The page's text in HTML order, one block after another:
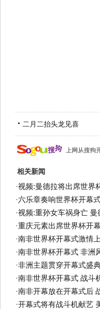
二月二抬头龙见喜
上网从搜狗
相关新闻
·视频:曼德拉将出席世界
·六乐章奏响世界杯开幕
·视频:重孙女车祸身亡
·重庆元素出席世界杯开
·南非世界杯开幕式激情
·南非世界杯开幕式 非洲
·非洲主题贯穿开幕式盛
·南非世界杯开幕式 战斗
·南非开幕放在开幕式后
·开幕式将有战斗机献艺